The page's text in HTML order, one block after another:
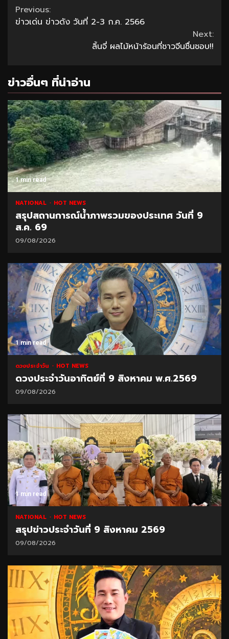
Continue
Reading
Previous:
ข่าวเด่น ข่าวดัง วันที่ 2-3 ก.ค. 2566
Next:
ลิ้นจี่ ผลไม้หน้าร้อนที่ชาวจีนชื่นชอบ!!
ข่าวอื่นๆ ที่น่าอ่าน
1 min read
NATIONAL HOT NEWS
สรุปสถานการณ์น้ำภาพรวมของประเทศ วันที่ 9
ส.ค. 69
09/08/2026
1 min read
ดวงประจำวัน HOT NEWS
ดวงประจำวันอาทิตย์ที่ 9 สิงหาคม พ.ศ.2569
09/08/2026
1 min read
NATIONAL HOT NEWS
สรุปข่าวประจำวันที่ 9 สิงหาคม 2569
09/08/2026